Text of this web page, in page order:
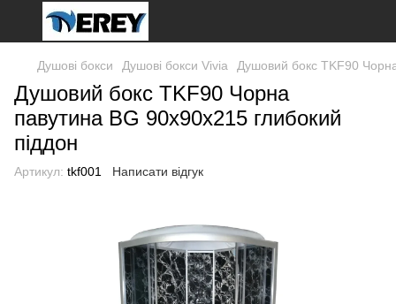
Душові бокси Душові бокси Vivia Душовий бокс TKF90
Душовий бокс TKF90 Чорна
павутина BG 90x90x215 глибокий
піддон
Артикул: tkf001 Написати відгук